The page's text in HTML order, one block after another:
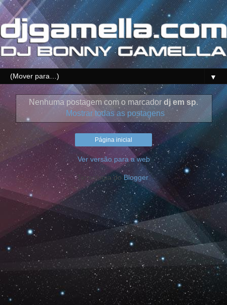
▼
Nenhuma postagem com o marcador dj em sp.
Mostrar todas as postagens
Página inicial
Ver versão para a web
Tecnologia doBlogger.